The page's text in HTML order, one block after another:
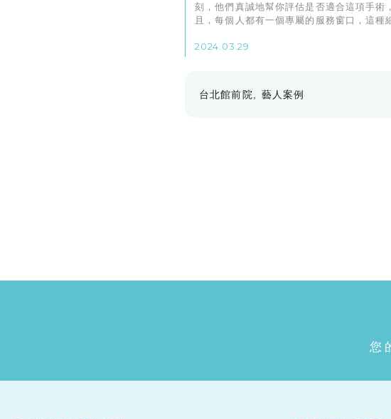
刻，他們真誠地幫你評估是否適合這項手術
且，每個人都有一個專屬的服務窗口，這種
2024.03.29
台北館前院 藝人案例
您